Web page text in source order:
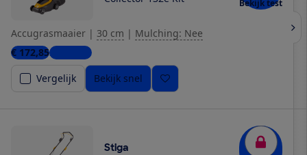
Bekijk test
Accugrasmaaier | 30 cm | Mulching: Nee
€ 172,852 winkels
Vergelijk
Bekijk snel
Stiga